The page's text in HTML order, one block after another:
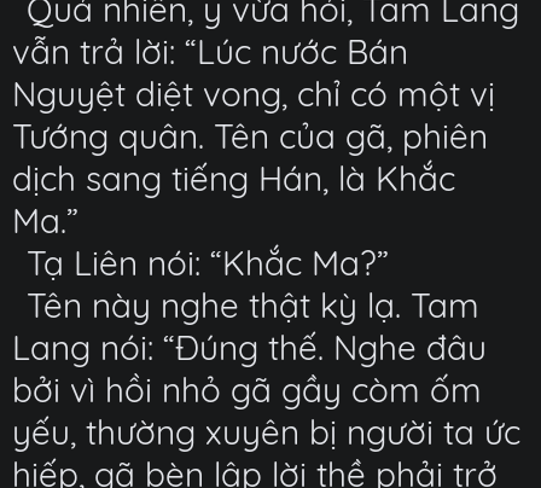
Quả nhiên, y vừa hỏi, Tam Lang
vẫn trả lời: “Lúc nước Bán
Nguyệt diệt vong, chỉ có một vị
Tướng quân. Tên của gã, phiên
dịch sang tiếng Hán, là Khắc
Ma.”
Tạ Liên nói: “Khắc Ma?”
Tên này nghe thật kỳ lạ. Tam
Lang nói: “Đúng thế. Nghe đâu
bởi vì hồi nhỏ gã gầy còm ốm
yếu, thường xuyên bị người ta ức
hiếp, gã bèn lập lời thề phải trở